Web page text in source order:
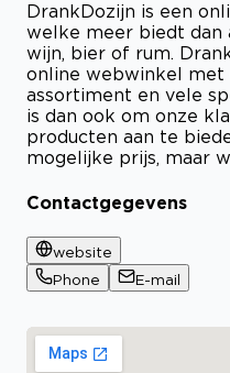
DrankDozijn is een
welke meer biedt dan
wijn, bier of rum.
online webwinkel met
assortiment en vele
is dan ook om onze
producten aan te
mogelijke prijs, maar
Contactgegevens
website
Phone
E-mail